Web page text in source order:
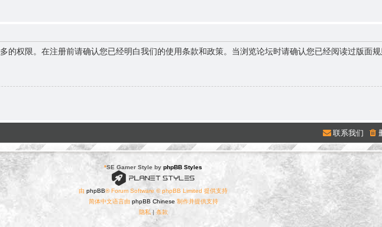
权限。在注册前请确认您已经明白我们的使用条款和政策。当浏览论坛时请确认您已经阅读过版面规
联系我们
*SE Gamer Style by phpBB Styles
由 phpBB® Forum Software © phpBB Limited 提供支持
简体中文语言由 phpBB Chinese 制作并提供支持
隐私| 条款